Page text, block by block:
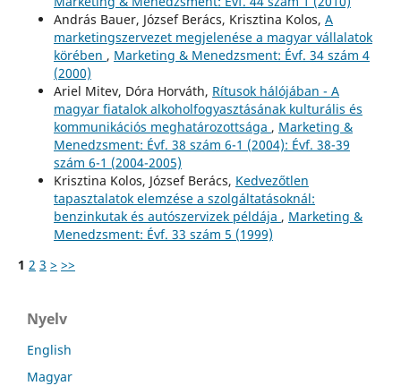
András Bauer, József Berács, Krisztina Kolos, A
marketingszervezet megjelenése a magyar vállalatok
körében , Marketing & Menedzsment: Évf. 34 szám 4
(2000)
Ariel Mitev, Dóra Horváth, Rítusok hálójában - A
magyar fiatalok alkoholfogyasztásának kulturális és
kommunikációs meghatározottsága , Marketing &
Menedzsment: Évf. 38 szám 6-1 (2004): Évf. 38-39
szám 6-1 (2004-2005)
Krisztina Kolos, József Berács, Kedvezőtlen
tapasztalatok elemzése a szolgáltatásoknál:
benzinkutak és autószervizek példája , Marketing &
Menedzsment: Évf. 33 szám 5 (1999)
1 2 3 > >>
Nyelv
English
Magyar